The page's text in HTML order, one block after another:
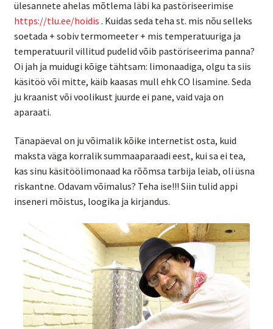
ülesannete ahelas mõtlema läbi ka pastöriseerimise
https://tlu.ee/hoidis . Kuidas seda teha st. mis nõu selleks
soetada + sobiv termomeeter + mis temperatuuriga ja
temperatuuril villitud pudelid võib pastöriseerima panna?
Oi jah ja muidugi kõige tähtsam: limonaadiga, olgu ta siis
käsitöö või mitte, käib kaasas mull ehk CO lisamine. Seda
ju kraanist või voolikust juurde ei pane, vaid vaja on
aparaati.
Tänapäeval on ju võimalik kõike internetist osta, kuid
maksta väga korralik summaaparaadi eest, kui sa ei tea,
kas sinu käsitöölimonaad ka rõõmsa tarbija leiab, oli üsna
riskantne. Odavam võimalus? Teha ise!!! Siin tulid appi
inseneri mõistus, loogika ja kirjandus.